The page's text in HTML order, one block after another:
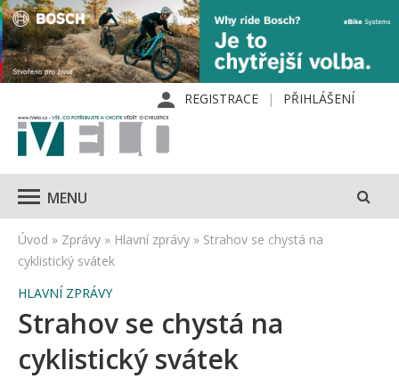
REGISTRACE PŘIHLÁŠENÍ
MENU
Úvod » Zprávy » Hlavní zprávy » Strahov se chystá na
cyklistický svátek
HLAVNÍ ZPRÁVY
Strahov se chystá na
cyklistický svátek